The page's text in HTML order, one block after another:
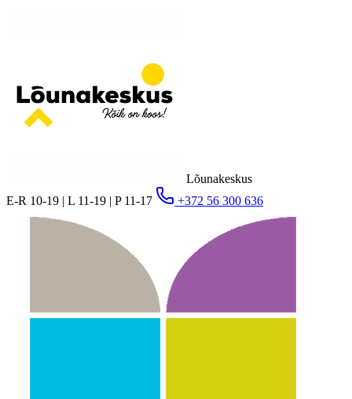
Lõunakeskus
E-R 10-19 | L 11-19 | P 11-17
+372 56 300 636